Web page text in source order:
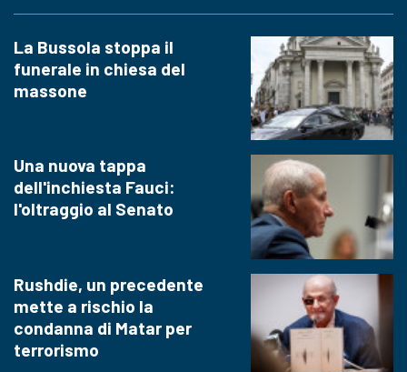
La Bussola stoppa il
funerale in chiesa del
massone
Una nuova tappa
dell'inchiesta Fauci:
l'oltraggio al Senato
Rushdie, un precedente
mette a rischio la
condanna di Matar per
terrorismo